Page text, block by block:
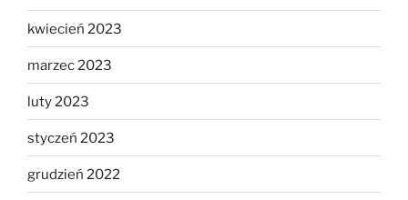
kwiecień 2023
marzec 2023
luty 2023
styczeń 2023
grudzień 2022